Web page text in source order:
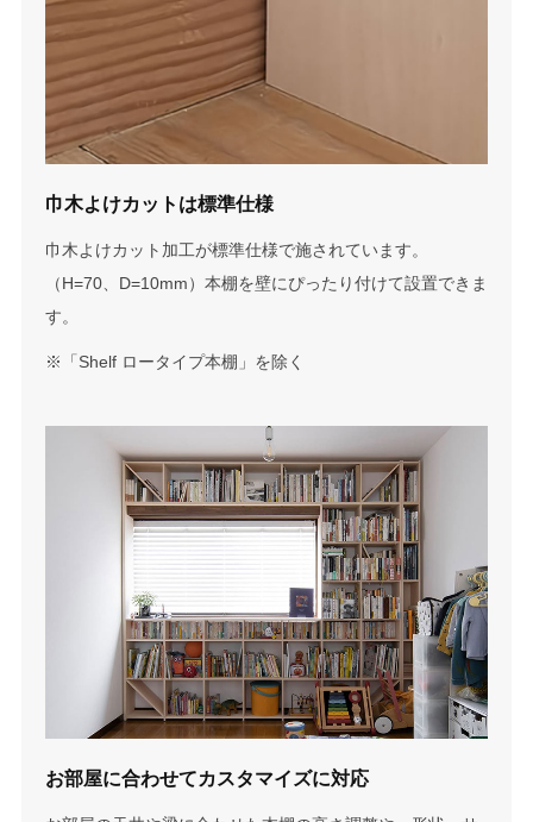
巾木よけカットは標準仕様
巾木よけカット加工が標準仕様で施されています。
（H=70、D=10mm）本棚を壁にぴったり付けて設置できま
す。
※「Shelf ロータイプ本棚」を除く
お部屋に合わせてカスタマイズに対応